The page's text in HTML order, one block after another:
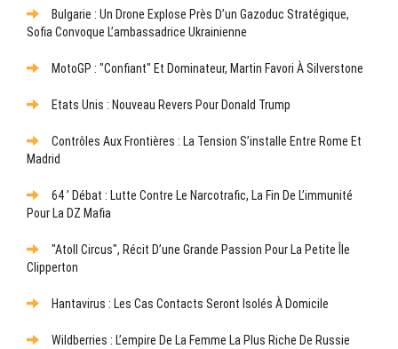
Bulgarie : Un Drone Explose Près D’un Gazoduc Stratégique,
Sofia Convoque L’ambassadrice Ukrainienne
MotoGP : "Confiant" Et Dominateur, Martin Favori À Silverstone
Etats Unis : Nouveau Revers Pour Donald Trump
Contrôles Aux Frontières : La Tension S’installe Entre Rome Et
Madrid
64 ’ Débat : Lutte Contre Le Narcotrafic, La Fin De L’immunité
Pour La DZ Mafia
"Atoll Circus", Récit D’une Grande Passion Pour La Petite Île
Clipperton
Hantavirus : Les Cas Contacts Seront Isolés À Domicile
Wildberries : L’empire De La Femme La Plus Riche De Russie